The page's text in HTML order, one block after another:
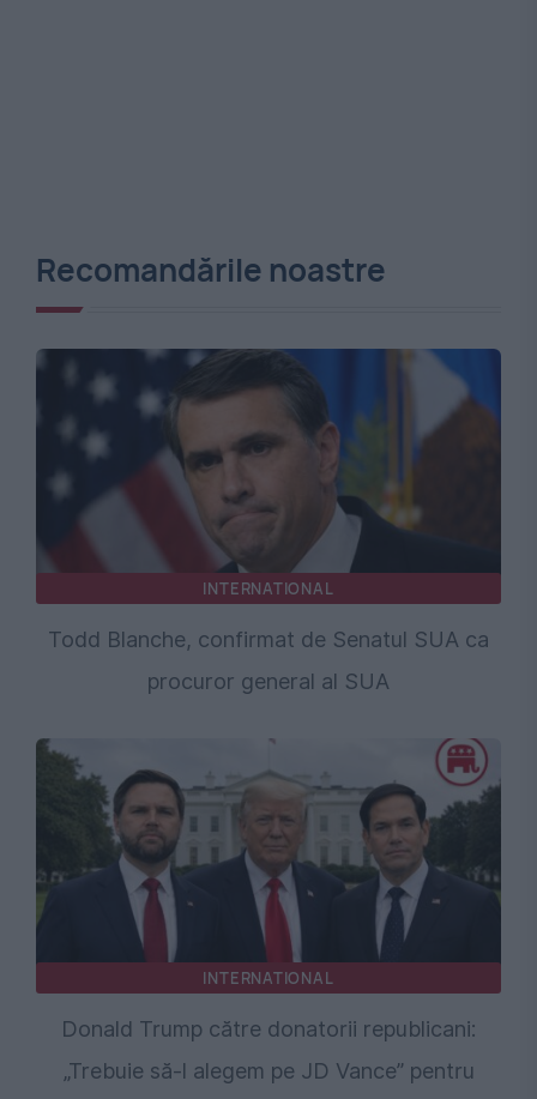
Recomandările noastre
INTERNATIONAL
Todd Blanche, confirmat de Senatul SUA ca
procuror general al SUA
INTERNATIONAL
Donald Trump către donatorii republicani:
„Trebuie să-l alegem pe JD Vance” pentru